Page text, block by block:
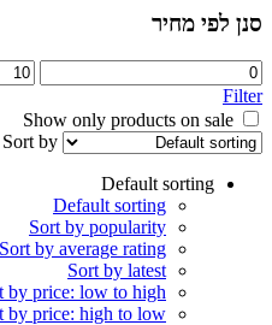
מחיר
price
Sort by
Default sorting
Default sorting
Sort by popularity
Sort by average rating
Sort by latest
Sort by price: low to high
Sort by price: high to low